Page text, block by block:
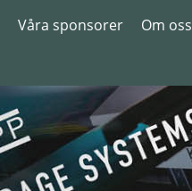
Våra sponsorer Om oss